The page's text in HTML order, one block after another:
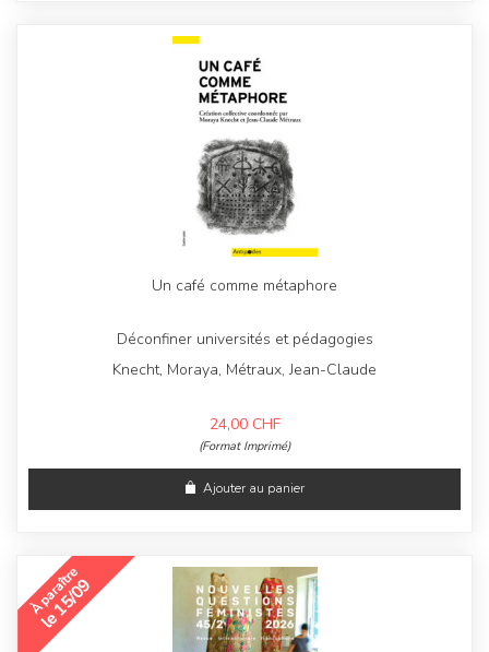
Un café comme métaphore
Déconfiner universités et pédagogies
Knecht, Moraya, Métraux, Jean-Claude
24,00 CHF
(Format Imprimé)
Ajouter au panier
À paraître
le 15/09